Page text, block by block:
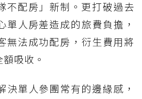
不配房」新制。更打破過去
單人房差造成的旅費負擔，
無法成功配房，衍生費用將
額吸收。
決單人參團常有的邊緣感，